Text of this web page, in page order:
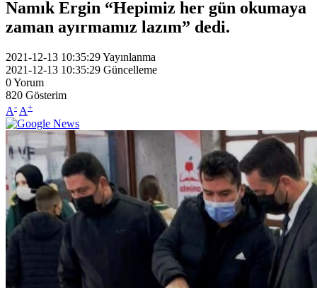
Namık Ergin “Hepimiz her gün okumaya
zaman ayırmamız lazım” dedi.
2021-12-13 10:35:29Yayınlanma
2021-12-13 10:35:29 Güncelleme
0Yorum
820 Gösterim
A- A+